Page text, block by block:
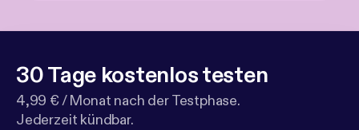
30 Tage kostenlos testen
4,99 € / Monat nach der Testphase.
Jederzeit kündbar.